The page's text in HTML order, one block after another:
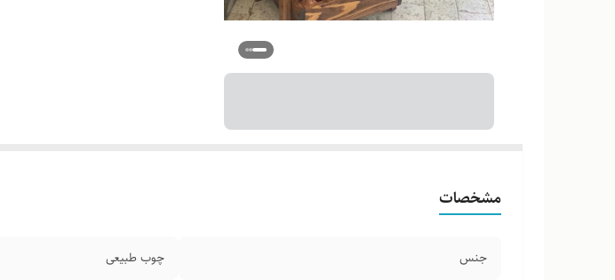
مشخصات
جنس چوب طبیعی